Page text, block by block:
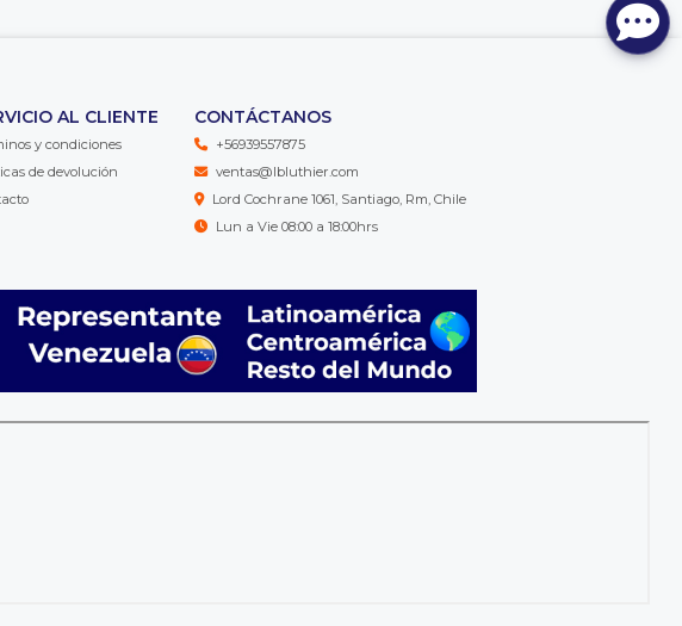
AL CLIENTE
y condiciones
de devolución
CONTÁCTANOS
+56939557875
ventas@lbluthier.com
Lord Cochrane 1061, Santiago, Rm, Chile
Lun a Vie 08:00 a 18:00hrs